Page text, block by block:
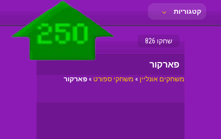
קטגוריות
שחקו 826
פארקור
משחקים אונליין » משחקי ספורט »פארקור